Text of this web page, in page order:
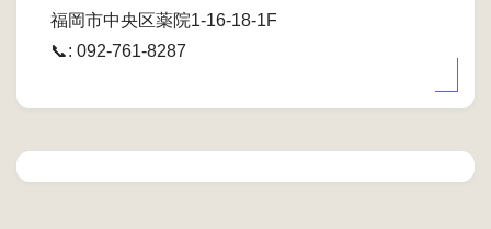
福岡市中央区薬院1-16-18-1F
📞: 092-761-8287